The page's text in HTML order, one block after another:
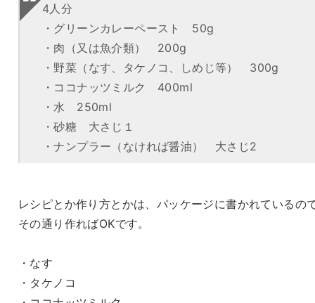
4人分
・グリーンカレーペースト 50g
・肉（又は魚介類） 200g
・野菜（なす、タケノコ、しめじ等） 300g
・ココナッツミルク 400ml
・水 250ml
・砂糖 大さじ１
・ナンプラー（なければ醤油） 大さじ2
レシピとか作り方とかは、パッケージに書かれているの
その通り作ればOKです。
・なす
・タケノコ